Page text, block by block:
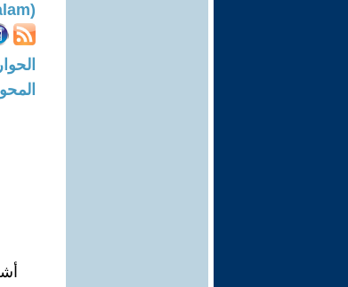
(Jacqueline Salam)
الحوار